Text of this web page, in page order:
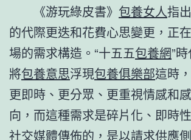
《游玩綠皮書》 包養女人指
的代際更迭和花費心思變更，正
場的需求構造。“十五五包養網”
將包養意思浮現包養俱樂部這時
更即時、更分眾、更重視情感和
向，而這種需求是碎片化、即時
社交媒體傳佈的，是以請求供應